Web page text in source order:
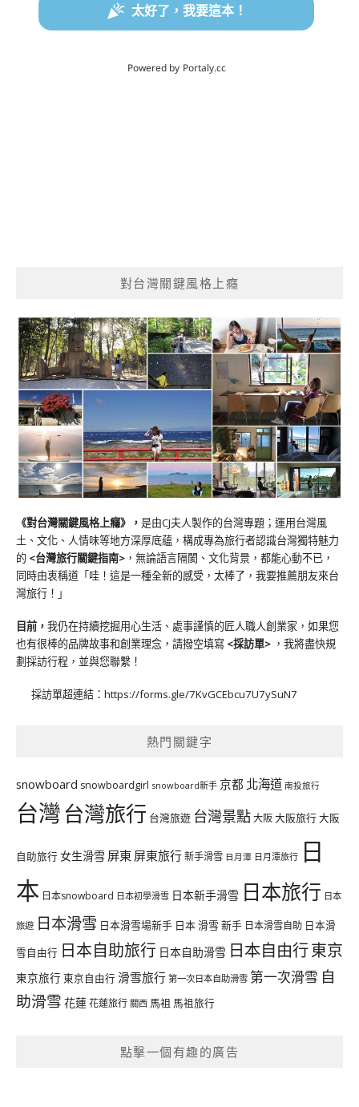
對台灣關鍵風格上癮
《對台灣關鍵風格上癮》 ， 是由CJ夫人製作的台灣專題；運用台灣風
土、文化、人情味等地方深厚底蘊，構成專為旅行者認識台灣獨特魅力
的 <台灣旅行關鍵指南> ，無論語言隔閡、文化背景，都能心動不已，
同時由衷稱道「哇！這是一種全新的感受，太棒了，我要推薦朋友來台
灣旅行！」
目前， 我仍在持續挖掘用心生活、處事謹慎的匠人職人創業家，如果您
也有很棒的品牌故事和創業理念，請撥空填寫 <採訪單> ，我將盡快規
劃採訪行程，並與您聯繫！
採訪單超連結： https://forms.gle/7KvGCEbcu7U7ySuN7
熱門關鍵字
snowboard snowboardgirl snowboard新手 京都 北海道 南投旅行
台灣台灣旅行 台灣旅遊 台灣景點大阪大阪旅行大阪
自助旅行 女生滑雪 屏東 屏東旅行新手滑雪 日月潭 日月潭旅行 日
本 日本snowboard 日本初學滑雪 日本新手滑雪 日本旅行 日本
旅遊 日本滑雪 日本滑雪場新手 日本 滑雪 新手 日本滑雪自助 日本滑
雪自由行 日本自助旅行 日本自助滑雪 日本自由行東京
東京旅行 東京自由行 滑雪旅行 第一次日本自助滑雪 第一次滑雪 自
助滑雪 花蓮花蓮旅行 關西 馬祖 馬祖旅行
點擊一個有趣的廣告